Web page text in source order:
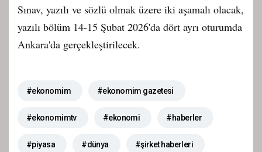
Sınav, yazılı ve sözlü olmak üzere iki aşamalı olacak,
yazılı bölüm 14-15 Şubat 2026'da dört ayrı oturumda
Ankara'da gerçekleştirilecek.
#ekonomim #ekonomim gazetesi
#ekonomimtv #ekonomi #haberler
#piyasa #dünya #şirket haberleri